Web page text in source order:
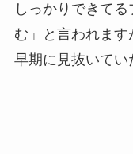
しっかりできて
む」と言われます
早期に見抜いてい